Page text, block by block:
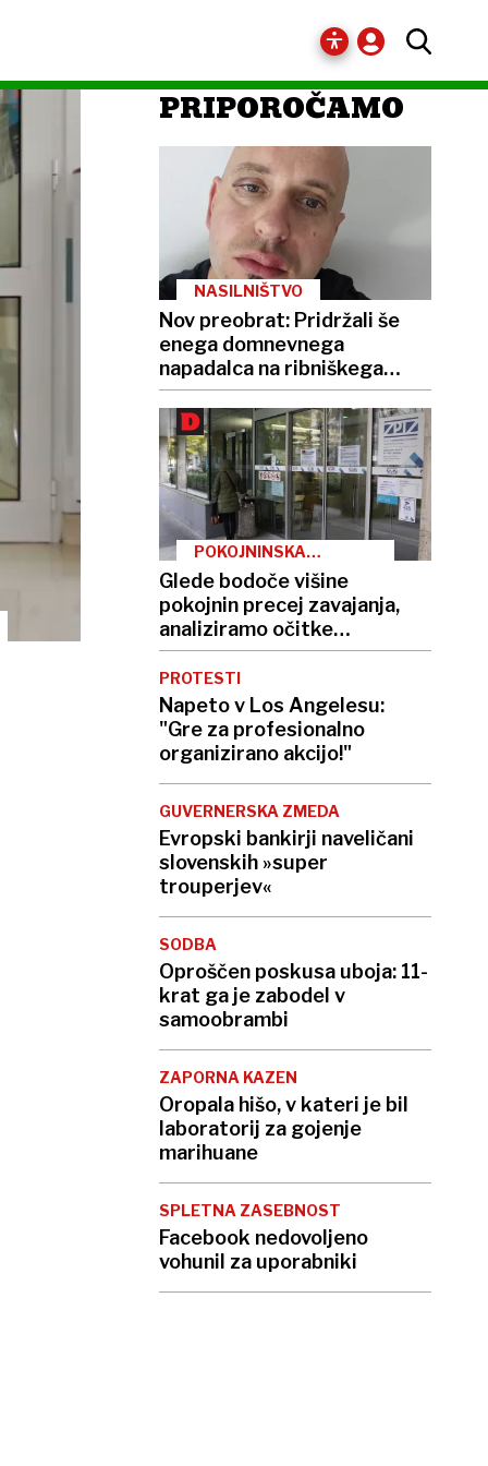
PRIPOROČAMO
NASILNIŠTVO
Nov preobrat: Pridržali še
enega domnevnega
napadalca na ribniškega
župana
POKOJNINSKA
REFORMA
Glede bodoče višine
pokojnin precej zavajanja,
analiziramo očitke
nasprotnikov
PROTESTI
Napeto v Los Angelesu:
"Gre za profesionalno
organizirano akcijo!"
GUVERNERSKA ZMEDA
Evropski bankirji naveličani
slovenskih »super
trouperjev«
SODBA
Oproščen poskusa uboja: 11-
krat ga je zabodel v
samoobrambi
ZAPORNA KAZEN
Oropala hišo, v kateri je bil
laboratorij za gojenje
marihuane
SPLETNA ZASEBNOST
Facebook nedovoljeno
vohunil za uporabniki